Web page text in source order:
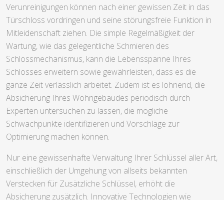
Verunreinigungen können nach einer gewissen Zeit in das
Türschloss vordringen und seine störungsfreie Funktion in
Mitleidenschaft ziehen. Die simple Regelmäßigkeit der
Wartung, wie das gelegentliche Schmieren des
Schlossmechanismus, kann die Lebensspanne Ihres
Schlosses erweitern sowie gewährleisten, dass es die
ganze Zeit verlässlich arbeitet. Zudem ist es lohnend, die
Absicherung Ihres Wohngebäudes periodisch durch
Experten untersuchen zu lassen, die mögliche
Schwachpunkte identifizieren und Vorschläge zur
Optimierung machen können.
Nur eine gewissenhafte Verwaltung Ihrer Schlüssel aller Art,
einschließlich der Umgehung von allseits bekannten
Verstecken für Zusätzliche Schlüssel, erhöht die
Absicherung zusätzlich. Innovative Technologien wie